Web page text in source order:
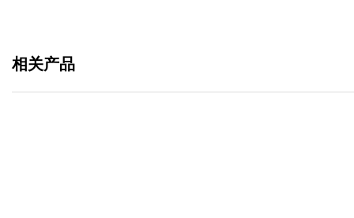
相关产品